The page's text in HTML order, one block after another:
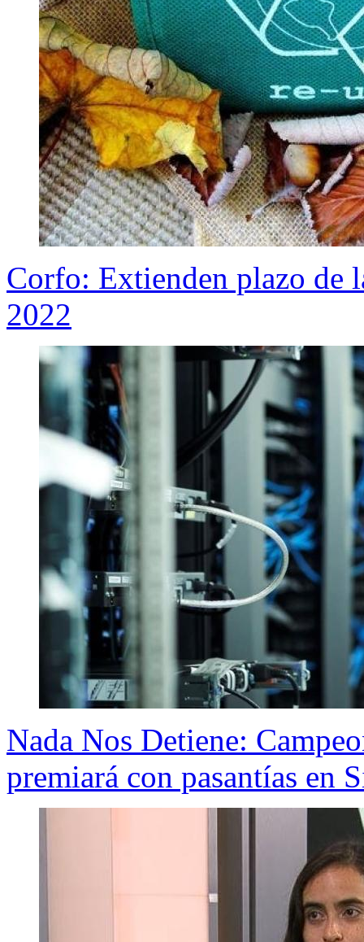
Corfo: Extienden plazo de
2022
Nada Nos Detiene:
premiará con pasantías en